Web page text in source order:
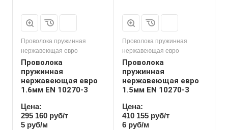
Проволока пружинная
нержавеющая евро
Проволока
пружинная
нержавеющая евро
1.6мм EN 10270-3
Цена:
295 160 руб/т
5 руб/м
Проволока пружинная
нержавеющая евро
Проволока
пружинная
нержавеющая евро
1.5мм EN 10270-3
Цена:
410 155 руб/т
6 руб/м